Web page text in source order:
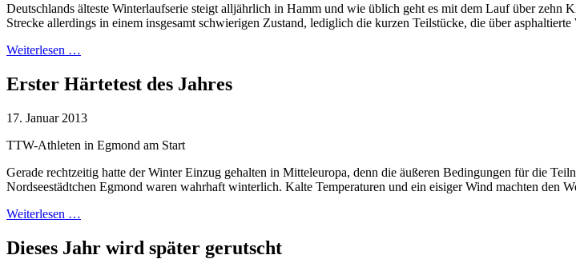
Deutschlands älteste Winterlaufserie steigt alljährlich in Hamm und wie üblich geht es mit dem Lauf über zehn
Strecke allerdings in einem insgesamt schwierigen Zustand, lediglich die kurzen Teilstücke, die über
Weiterlesen …
Erster Härtetest des Jahres
17. Januar 2013
TTW-Athleten in Egmond am Start
Gerade rechtzeitig hatte der Winter Einzug gehalten in Mitteleuropa, denn die äußeren Bedingungen für die
Nordseestädtchen Egmond waren wahrhaft winterlich. Kalte Temperaturen und ein eisiger Wind machten den
Weiterlesen …
Dieses Jahr wird später gerutscht